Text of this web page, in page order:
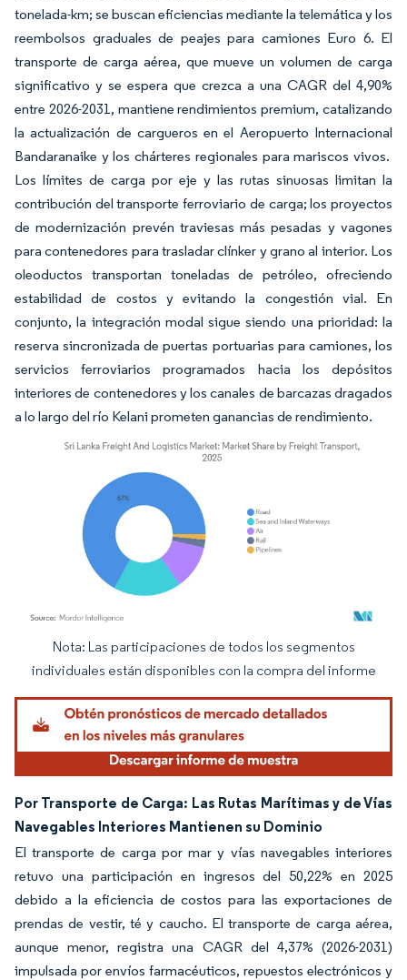
tonelada-km; se buscan eficiencias mediante la telemática y los
reembolsos graduales de peajes para camiones Euro 6. El
transporte de carga aérea, que mueve un volumen de carga
significativo y se espera que crezca a una CAGR del 4,90%
entre 2026-2031, mantiene rendimientos premium, catalizando
la actualización de cargueros en el Aeropuerto Internacional
Bandaranaike y los chárteres regionales para mariscos vivos.
Los límites de carga por eje y las rutas sinuosas limitan la
contribución del transporte ferroviario de carga; los proyectos
de modernización prevén traviesas más pesadas y vagones
para contenedores para trasladar clínker y grano al interior. Los
oleoductos transportan toneladas de petróleo, ofreciendo
estabilidad de costos y evitando la congestión vial. En
conjunto, la integración modal sigue siendo una prioridad: la
reserva sincronizada de puertas portuarias para camiones, los
servicios ferroviarios programados hacia los depósitos
interiores de contenedores y los canales de barcazas dragados
a lo largo del río Kelani prometen ganancias de rendimiento.
Imagen © Mordor Intelligence. El uso requiere atribución según CC BY 4.0.
Nota: Las participaciones de todos los segmentos
individuales están disponibles con la compra del informe
Por Transporte de Carga: Las Rutas Marítimas y de Vías
Navegables Interiores Mantienen su Dominio
El transporte de carga por mar y vías navegables interiores
retuvo una participación en ingresos del 50,22% en 2025
debido a la eficiencia de costos para las exportaciones de
prendas de vestir, té y caucho. El transporte de carga aérea,
aunque menor, registra una CAGR del 4,37% (2026-2031)
impulsada por envíos farmacéuticos, repuestos electrónicos y